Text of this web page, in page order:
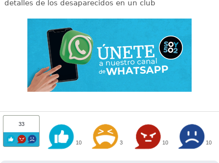
detalles de los desaparecidos en un club
33
10 3 10 10